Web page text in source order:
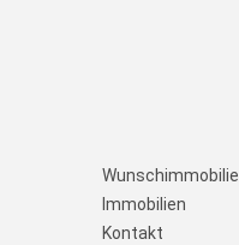
Wunschimmobilie
Immobilien
Kontakt